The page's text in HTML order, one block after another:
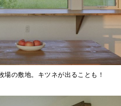
場の敷地。キツネが出ることも！